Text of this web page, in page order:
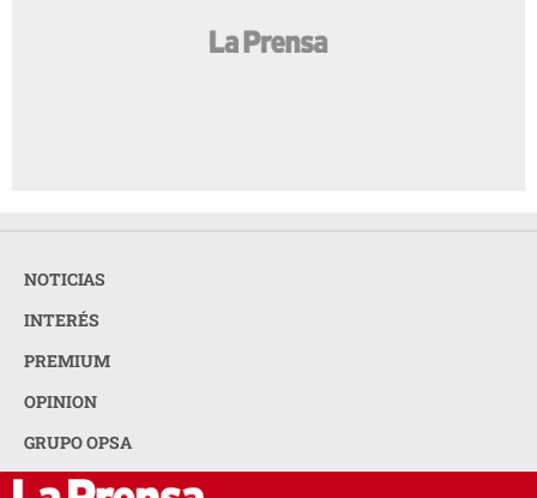
NOTICIAS
INTERÉS
PREMIUM
OPINION
GRUPO OPSA